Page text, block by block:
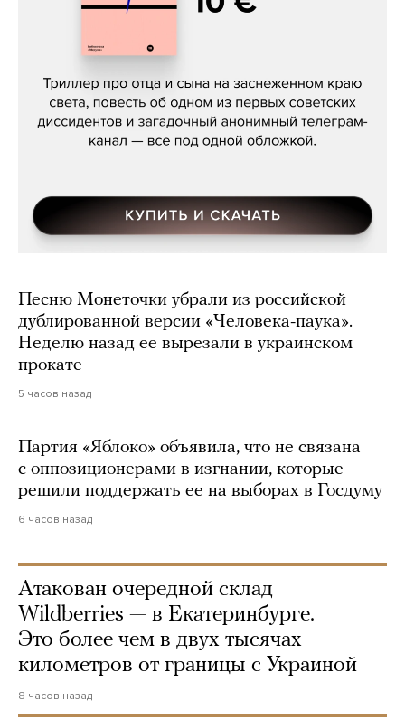
Даниил Туровский, «Разрыв»
Песню Монеточки убрали из российской
дублированной версии «Человека-паука».
Неделю назад ее вырезали в украинском
прокате
5 часов назад
Партия «Яблоко» объявила, что не связана
с оппозиционерами в изгнании, которые
решили поддержать ее на выборах в Госдуму
6 часов назад
Атакован очередной склад
Wildberries — в Екатеринбурге.
Это более чем в двух тысячах
километров от границы с Украиной
8 часов назад